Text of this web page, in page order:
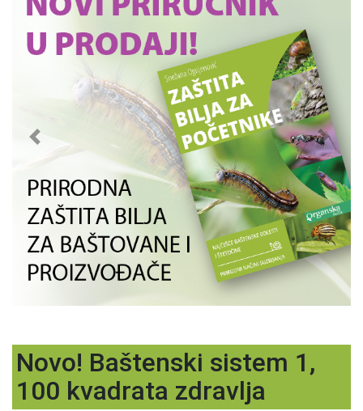
Previous Next
Novo! Baštenski sistem 1,
100 kvadrata zdravlja